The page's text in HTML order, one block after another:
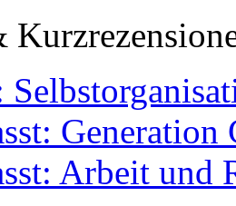
Generation
Arbeit und